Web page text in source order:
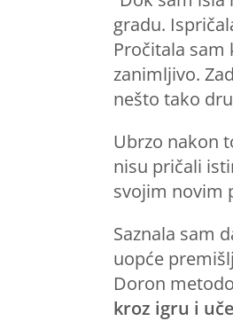
gradu.
Pročitala
zanimljivo.
nešto tako
Ubrzo nakon
nisu pričali
svojim novim
Saznala sam
uopće
Doron
kroz igru i